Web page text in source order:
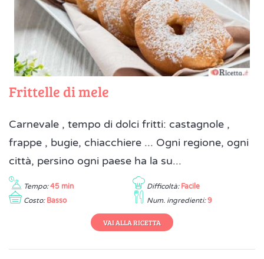
Frittelle di mele
Carnevale , tempo di dolci fritti: castagnole ,
frappe , bugie, chiacchiere ... Ogni regione, ogni
città, persino ogni paese ha la su...
Tempo: 45 min Difficoltà: Facile
Costo: Basso Num. ingredienti: 9
VAI ALLA RICETTA